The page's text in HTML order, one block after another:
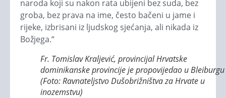
naroda koji su nakon rata ubijeni bez suda, bez
groba, bez prava na ime, često bačeni u jame i
rijeke, izbrisani iz ljudskog sjećanja, ali nikada iz
Božjega.“
Fr. Tomislav Kraljević, provincijal Hrvatske
dominikanske provincije je propovijedao u Bleiburgu
(Foto: Ravnateljstvo Dušobrižništva za Hrvate u
inozemstvu)